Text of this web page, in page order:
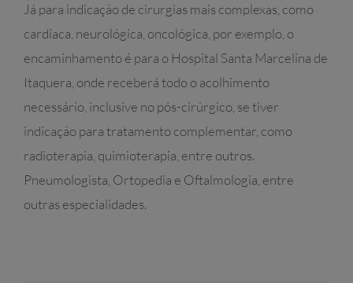
Já para indicação de cirurgias mais complexas, como
cardíaca, neurológica, oncológica, por exemplo, o
encaminhamento é para o Hospital Santa Marcelina de
Itaquera, onde receberá todo o acolhimento
necessário, inclusive no pós-cirúrgico, se tiver
indicação para tratamento complementar, como
radioterapia, quimioterapia, entre outros.
Pneumologista, Ortopedia e Oftalmologia, entre
outras especialidades.